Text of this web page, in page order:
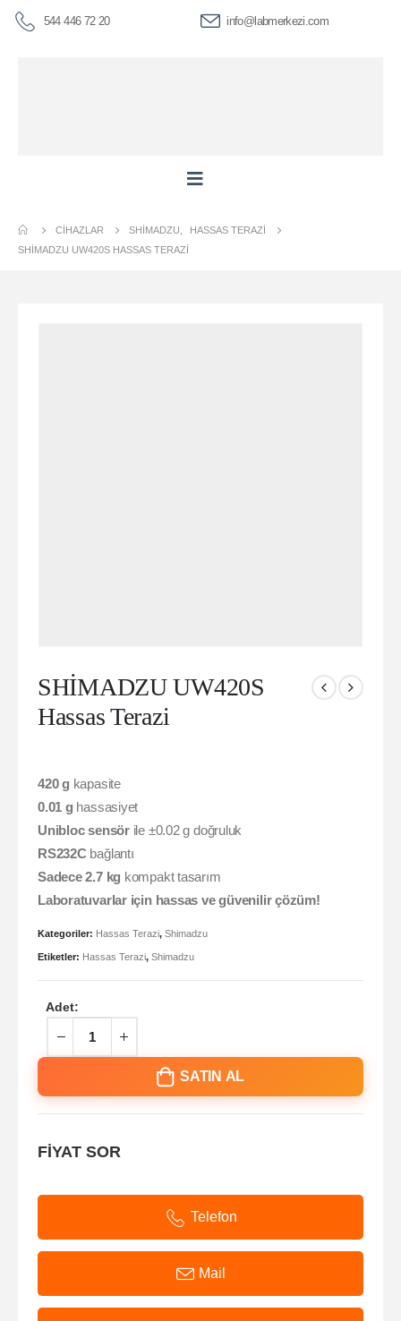
544 446 72 20 info@labmerkezi.com
CIHAZLAR SHIMADZU
HASSAS TERAZI
SHİMADZU UW420S HASSAS TERAZI
SHİMADZU UW420S
Hassas Terazi
420 g kapasite
0.01 g hassasiyet
Unibloc sensörile ±0.02 g doğruluk
RS232C bağlantı
Sadece 2.7 kg kompakt tasarım
Laboratuvarlar için hassas ve güvenilir çözüm!
Kategoriler: Hassas Terazi, Shimadzu
Etiketler: Hassas Terazi, Shimadzu
Adet:
SATIN AL
FİYAT SOR
Telefon
Mail